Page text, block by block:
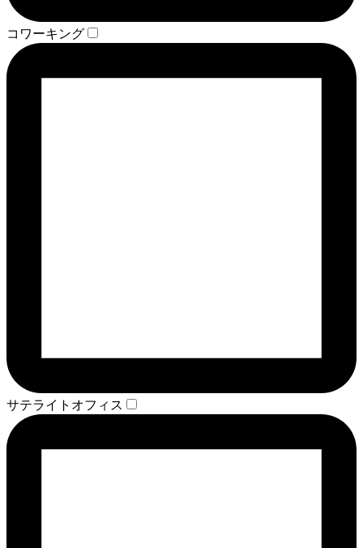
コワーキング
サテライトオフィス